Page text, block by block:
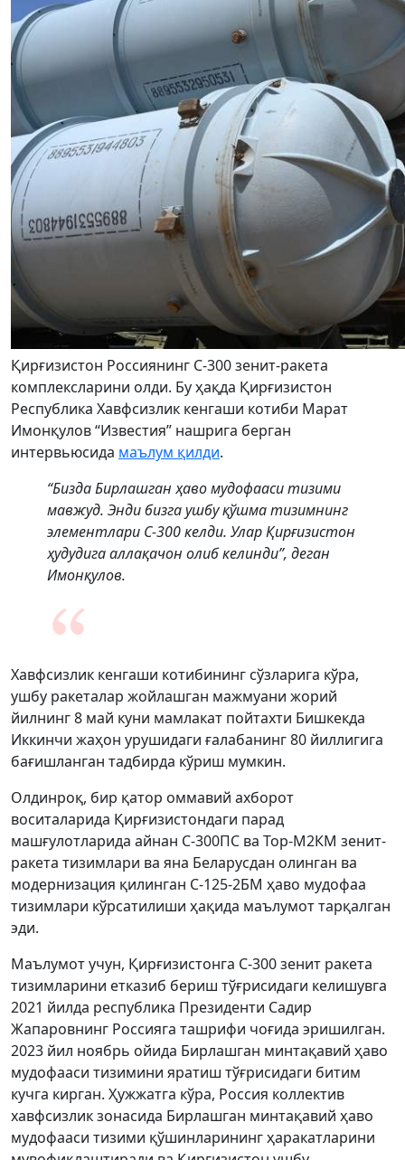
Қирғизистон Россиянинг С-300 зенит-ракета
комплексларини олди. Бу ҳақда Қирғизистон
Республика Хавфсизлик кенгаши котиби Марат
Имонқулов “Известия” нашрига берган
интервьюсида маълум қилди.
“Бизда Бирлашган ҳаво мудофааси тизими
мавжуд. Энди бизга ушбу қўшма тизимнинг
элементлари С-300 келди. Улар Қирғизистон
ҳудудига аллақачон олиб келинди”, деган
Имонқулов.
Хавфсизлик кенгаши котибининг сўзларига кўра,
ушбу ракеталар жойлашган мажмуани жорий
йилнинг 8 май куни мамлакат пойтахти Бишкекда
Иккинчи жаҳон урушидаги ғалабанинг 80 йиллигига
бағишланган тадбирда кўриш мумкин.
Олдинроқ, бир қатор оммавий ахборот
воситаларида Қирғизистондаги парад
машғулотларида айнан С-300ПС ва Тор-М2КМ зенит-
ракета тизимлари ва яна Беларусдан олинган ва
модернизация қилинган С-125-2БМ ҳаво мудофаа
тизимлари кўрсатилиши ҳақида маълумот тарқалган
эди.
Маълумот учун, Қирғизистонга С-300 зенит ракета
тизимларини етказиб бериш тўғрисидаги келишувга
2021 йилда республика Президенти Садир
Жапаровнинг Россияга ташрифи чоғида эришилган.
2023 йил ноябрь ойида Бирлашган минтақавий ҳаво
мудофааси тизимини яратиш тўғрисидаги битим
кучга кирган. Ҳужжатга кўра, Россия коллектив
хавфсизлик зонасида Бирлашган минтақавий ҳаво
мудофааси тизими қўшинларининг ҳаракатларини